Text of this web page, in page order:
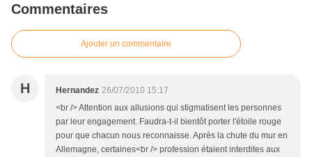
Commentaires
Ajouter un commentaire
H Hernandez 26/07/2010 15:17
<br /> Attention aux allusions qui stigmatisent les personnes
par leur engagement. Faudra-t-il bientôt porter l'étoile rouge
pour que chacun nous reconnaisse. Après la chute du mur en
Allemagne, certaines<br /> profession étaient interdites aux